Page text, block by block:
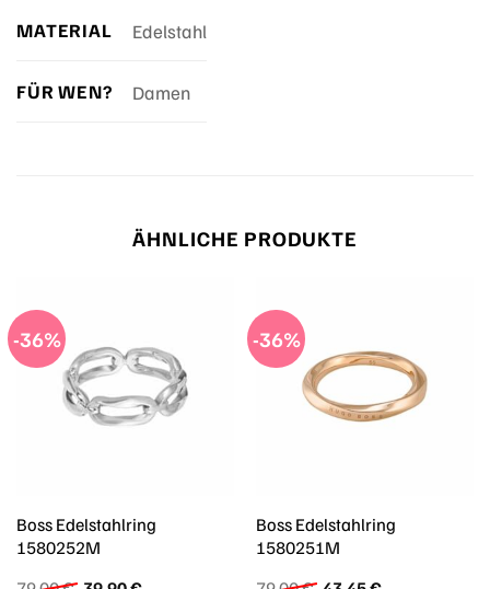
MATERIAL Edelstahl
FÜR WEN? Damen
ÄHNLICHE PRODUKTE
-36%
Boss Edelstahlring
1580252M
-36%
Boss Edelstahlring
1580251M